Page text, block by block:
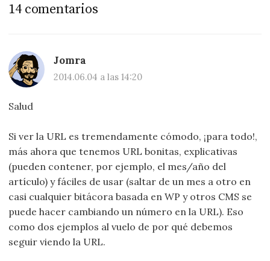
14 comentarios
Jomra
2014.06.04 a las 14:20
Salud
Si ver la URL es tremendamente cómodo, ¡para todo!,
más ahora que tenemos URL bonitas, explicativas
(pueden contener, por ejemplo, el mes/año del
artículo) y fáciles de usar (saltar de un mes a otro en
casi cualquier bitácora basada en WP y otros CMS se
puede hacer cambiando un número en la URL). Eso
como dos ejemplos al vuelo de por qué debemos
seguir viendo la URL.